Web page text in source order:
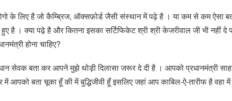
के लिए है जो कैम्ब्रिज, ऑक्सफ़ोर्ड जैसी संस्थान में पढ़े है । या कम से कम ऐसा
है । क्या पढ़े है और कितना इसका सर्टिफिकेट श्री श्री केजरीवाल जी भी नहीं दे
होना चाहिए?
सेवक बता कर आपने मुझे थोड़ी दिलासा जरूर दे दी है । आपको प्रधानमंत्री
आपको बता चूका हूँ की में बुद्धिजीवी हूँ इसलिए जहां आप काबिल-ऐ-तारीफ है वहा में